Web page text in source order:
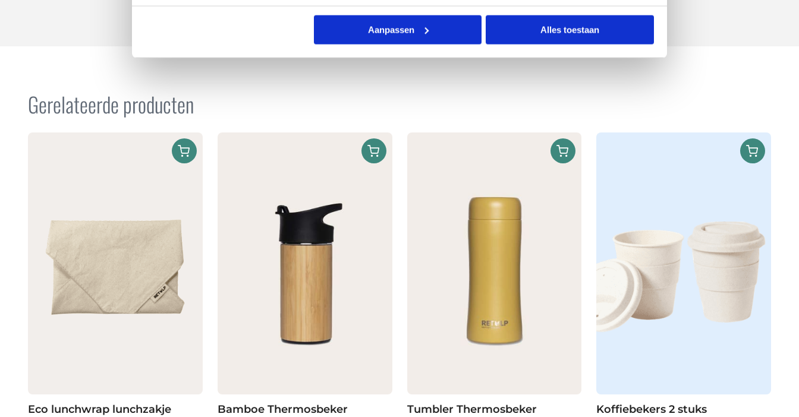
Aanpassen Alles toestaan
Gerelateerde producten
Eco lunchwrap lunchzakje
Bamboe Thermosbeker Tumbler Thermosbeker Koffiebekers 2 stuks